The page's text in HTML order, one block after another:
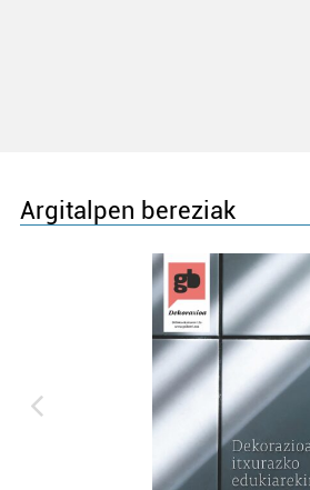
Argitalpen bereziak